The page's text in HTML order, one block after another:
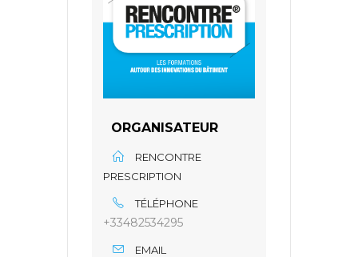
ORGANISATEUR
RENCONTRE
PRESCRIPTION
TÉLÉPHONE
+33482534295
EMAIL